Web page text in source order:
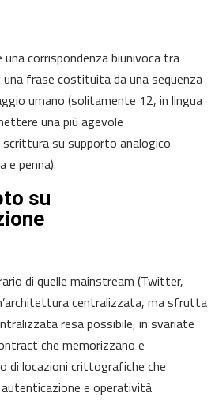
corrispondenza biunivoca tra
una frase costituita da una sequenza
umano (solitamente 12, in lingua
una più agevole
su supporto analogico
e penna).
su
di quelle mainstream (Twitter,
centralizzata, ma sfrutta
resa possibile, in svariate
che memorizzano e
di locazioni crittografiche che
e operatività